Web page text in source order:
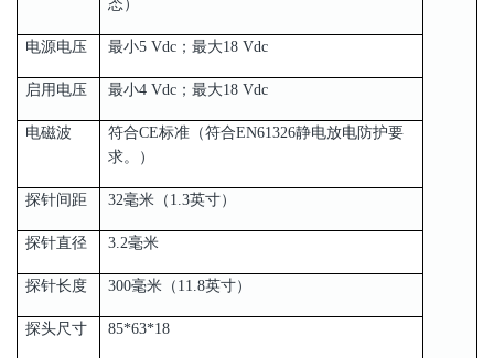
态）
电源电压 最小5 Vdc；最大18 Vdc
启用电压 最小4 Vdc；最大18 Vdc
电磁波
符合CE标准（符合EN61326静电放电防护要
求。）
探针间距 32毫米（1.3英寸）
探针直径 3.2毫米
探针长度 300毫米（11.8英寸）
探头尺寸 85*63*18